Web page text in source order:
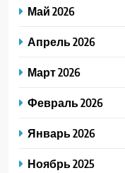
Май 2026
Апрель 2026
Март 2026
Февраль 2026
Январь 2026
Ноябрь 2025